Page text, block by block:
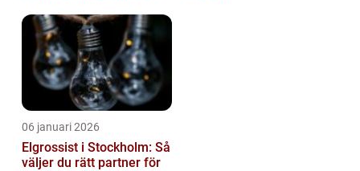
06 januari 2026
Elgrossist i Stockholm: Så
väljer du rätt partner för